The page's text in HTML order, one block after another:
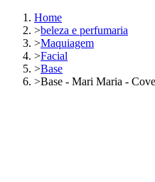
Home
>beleza e perfumaria
>Maquiagem
>Facial
>Base
>Base - Mari Maria -